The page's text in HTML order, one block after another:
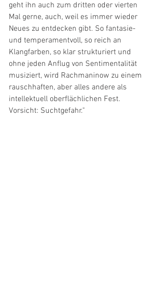
geht ihn auch zum dritten oder vierten
Mal gerne, auch, weil es immer wieder
Neues zu entdecken gibt. So fantasie-
und temperamentvoll, so reich an
Klangfarben, so klar strukturiert und
ohne jeden Anflug von Sentimentalität
musiziert, wird Rachmaninow zu einem
rauschhaften, aber alles andere als
intellektuell oberflächlichen Fest.
Vorsicht: Suchtgefahr."